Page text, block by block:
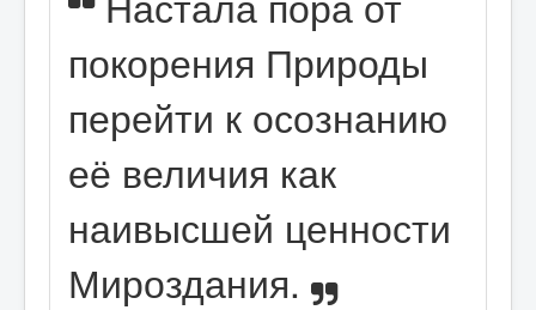
покорения Природы
перейти к осознанию
её величия как
наивысшей ценности
Мироздания.